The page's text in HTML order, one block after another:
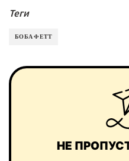
Теги
БОБА ФЕТТ
НЕ